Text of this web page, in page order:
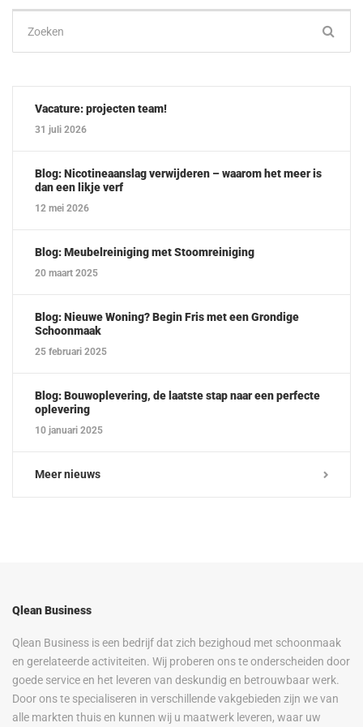
naar:
Vacature: projecten team!
31 juli 2026
Blog: Nicotineaanslag verwijderen – waarom het meer is
dan een likje verf
12 mei 2026
Blog: Meubelreiniging met Stoomreiniging
20 maart 2025
Blog: Nieuwe Woning? Begin Fris met een Grondige
Schoonmaak
25 februari 2025
Blog: Bouwoplevering, de laatste stap naar een perfecte
oplevering
10 januari 2025
Meer nieuws
Qlean Business
Qlean Business is een bedrijf dat zich bezighoud met schoonmaak
en gerelateerde activiteiten. Wij proberen ons te onderscheiden door
goede service en het leveren van deskundig en betrouwbaar werk.
Door ons te specialiseren in verschillende vakgebieden zijn we van
alle markten thuis en kunnen wij u maatwerk leveren, waar uw